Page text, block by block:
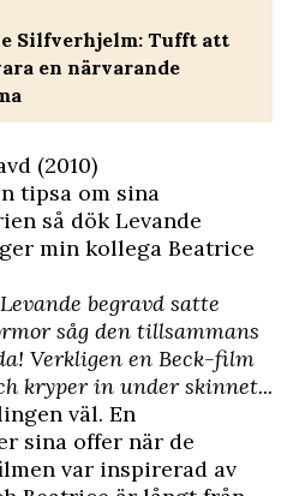
Silfverhjelm: Tufft att
en närvarande
(2010)
tipsa om sina
så dök Levande
min kollega Beatrice
begravd satte
såg den tillsammans
Verkligen en Beck-film
kryper in under skinnet...
väl. En
sina offer när de
var inspirerad av